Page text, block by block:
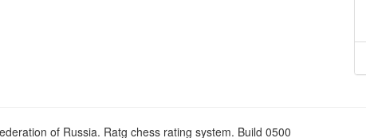
of Russia. Ratg chess rating system. Build 0500